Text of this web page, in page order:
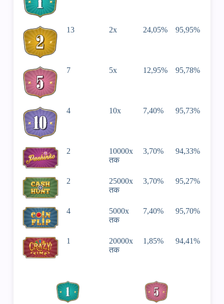
13 2х 24,05% 95,95%
7 5х 12,95% 95,78%
4 10х 7,40% 95,73%
2
10000х
तक
3,70% 94,33%
2
25000х
तक
3,70% 95,27%
4
5000х
तक
7,40% 95,70%
1
20000х
तक
1,85% 94,41%